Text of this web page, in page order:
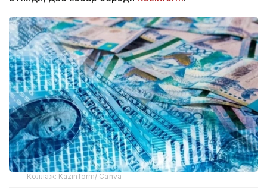
Коллаж: Kazinform/ Canva